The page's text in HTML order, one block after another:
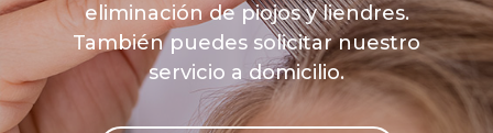
eliminación de piojos y liendres.
También puedes solicitar nuestro
servicio a domicilio.